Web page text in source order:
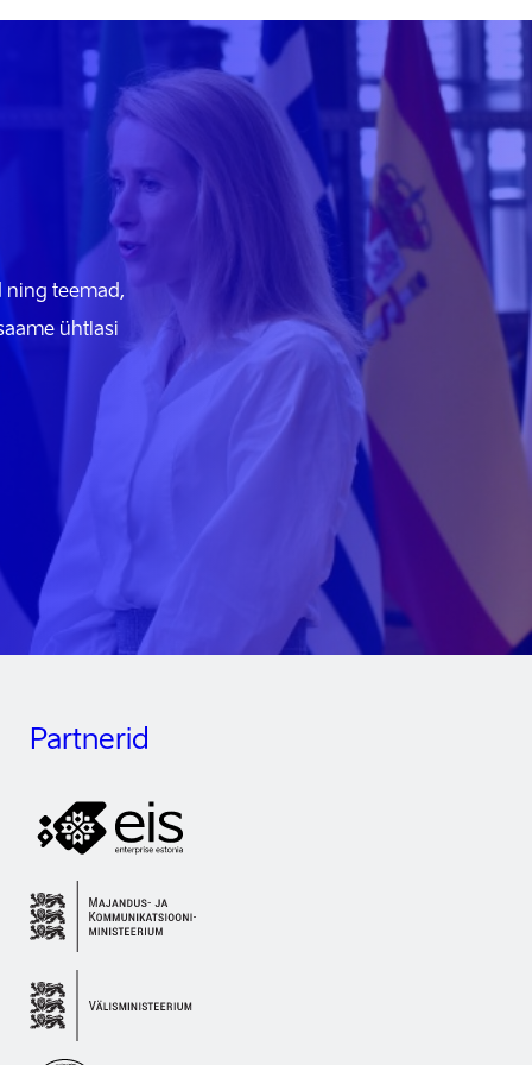
ning teemad,
ühtlasi
Partnerid